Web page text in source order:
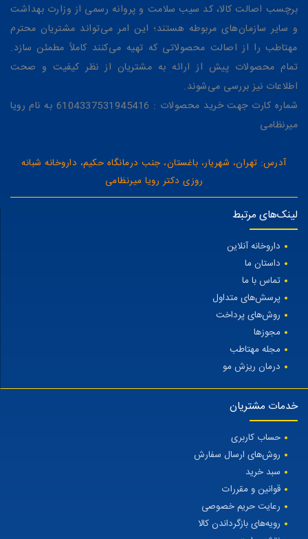
برچسب اصالت کالا، کد سیب سلامت و پروانه رسمی از وزارت بهداشت
و سایر سازمان‌های مربوطه هستند؛ این امر می‌تواند مشتریان محترم
مهتاطب را از اصالت محصولاتی که تهیه می‌کنند کاملاً مطمئن سازد.
تمام محصولات پیش از ارائه به مشتریان از نظر کیفیت و صحت
اطلاعات نیز بررسی می‌شوند.
شماره کارت جهت خرید محصولات : 6104337531945416 به نام رویا
میرنظامی
آدرس: تهران، شهریار، باغستان، جنب درمانگاه حکیم، داروخانه شبانه
روزی دکتر رویا میرنظامی
لینک‌های مرتبط
داروخانه آنلاین
داستان ما
تماس با ما
پرسش‌های متداول
روش‌های پرداخت
مجوزها
مجله مهتاطب
درمان ریزش مو
خدمات مشتریان
حساب کاربری
روش‌های ارسال سفارش
سبد خرید
قوانین و مقررات
رعایت حریم خصوصی
رویه‌های بازگرداندن کالا